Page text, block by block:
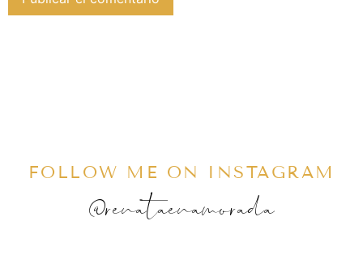
FOLLOW ME ON INSTAGRAM
@renataenamorada